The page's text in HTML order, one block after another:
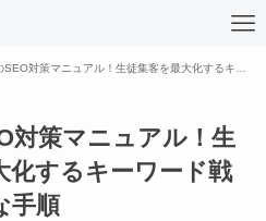
対策マニュアル！生
化するキーワード戦
手順